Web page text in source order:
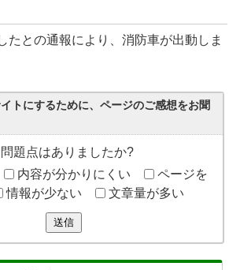
たとの通報により、消防車が出動しま
トにするために、ページのご感想をお聞
題点はありましたか?
内容が分かりにくい
ページを
情報が少ない 文章量が多い
送信